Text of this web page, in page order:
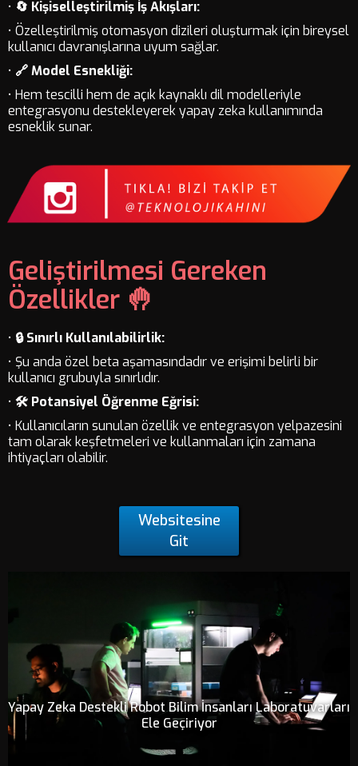
• 🔄 Kişiselleştirilmiş İş Akışları:
• Özelleştirilmiş otomasyon dizileri oluşturmak için bireysel
kullanıcı davranışlarına uyum sağlar.
• 🔗 Model Esnekliği:
• Hem tescilli hem de açık kaynaklı dil modelleriyle
entegrasyonu destekleyerek yapay zeka kullanımında
esneklik sunar.
Geliştirilmesi Gereken
Özellikler 🤚
• 🔒 Sınırlı Kullanılabilirlik:
• Şu anda özel beta aşamasındadır ve erişimi belirli bir
kullanıcı grubuyla sınırlıdır.
• 🛠️ Potansiyel Öğrenme Eğrisi:
• Kullanıcıların sunulan özellik ve entegrasyon yelpazesini
tam olarak keşfetmeleri ve kullanmaları için zamana
ihtiyaçları olabilir.
Websitesine
Git
Yapay Zeka Destekli Robot Bilim İnsanları Laboratuvarları
Ele Geçiriyor